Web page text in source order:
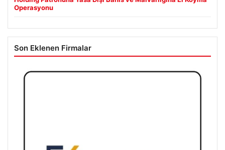
Operasyonu
Son Eklenen Firmalar